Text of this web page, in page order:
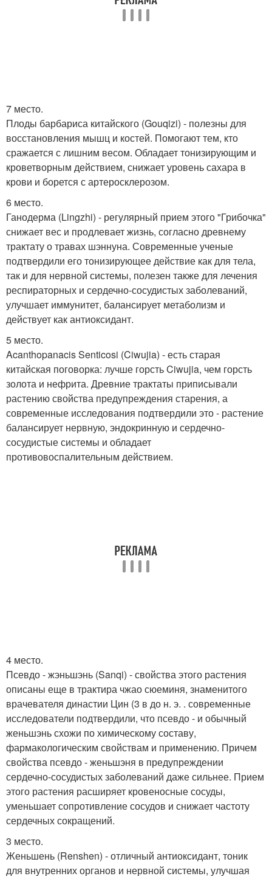
7 место.
Плоды барбариса китайского (Gouqizi) - полезны для
восстановления мышц и костей. Помогают тем, кто
сражается с лишним весом. Обладает тонизирующим и
кроветворным действием, снижает уровень сахара в
крови и борется с артеросклерозом.
6 место.
Ганодерма (Lingzhi) - регулярный прием этого "Грибочка"
снижает вес и продлевает жизнь, согласно древнему
трактату о травах шэннуна. Современные ученые
подтвердили его тонизирующее действие как для тела,
так и для нервной системы, полезен также для лечения
респираторных и сердечно-сосудистых заболеваний,
улучшает иммунитет, балансирует метаболизм и
действует как антиоксидант.
5 место.
Acanthopanacis Senticosi (Ciwujia) - есть старая
китайская поговорка: лучше горсть Ciwujia, чем горсть
золота и нефрита. Древние трактаты приписывали
растению свойства предупреждения старения, а
современные исследования подтвердили это - растение
балансирует нервную, эндокринную и сердечно-
сосудистые системы и обладает
противовоспалительным действием.
4 место.
Псевдо - жэньшэнь (Sanqi) - свойства этого растения
описаны еще в трактира чжао сюеминя, знаменитого
врачевателя династии Цин (3 в до н. э. . современные
исследователи подтвердили, что псевдо - и обычный
женьшэнь схожи по химическому составу,
фармакологическим свойствам и применению. Причем
свойства псевдо - женьшэня в предупреждении
сердечно-сосудистых заболеваний даже сильнее. Прием
этого растения расширяет кровеносные сосуды,
уменьшает сопротивление сосудов и снижает частоту
сердечных сокращений.
3 место.
Женьшень (Renshen) - отличный антиоксидант, тоник
для внутренних органов и нервной системы, улучшая